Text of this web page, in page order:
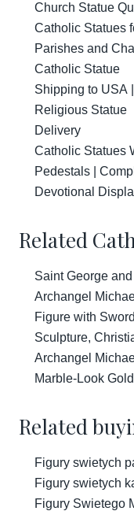
Church Statue
Catholic Statues
Parishes and
Catholic Statue
Shipping to USA
Religious Statue
Delivery
Catholic Statues
Pedestals |
Devotional
Related
Saint George
Archangel
Figure with
Sculpture,
Archangel
Marble-Look
Related
Figury swietych
Figury swietych
Figury Swietego